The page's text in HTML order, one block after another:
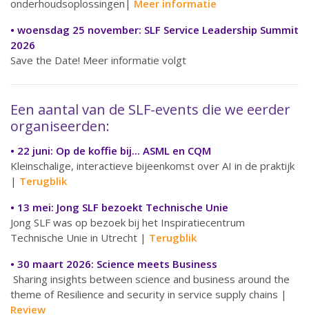
onderhoudsoplossingen| Meer informatie
• woensdag 25 november: SLF Service Leadership Summit
2026
Save the Date! Meer informatie volgt
Een aantal van de SLF-events die we eerder
organiseerden:
• 22 juni: Op de koffie bij... ASML en CQM
Kleinschalige, interactieve bijeenkomst over AI in de praktijk
| Terugblik
• 13 mei: Jong SLF bezoekt Technische Unie
Jong SLF was op bezoek bij het Inspiratiecentrum
Technische Unie in Utrecht | Terugblik
• 30 maart 2026: Science meets Business
Sharing insights between science and business around the
theme of Resilience and security in service supply chains |
Review